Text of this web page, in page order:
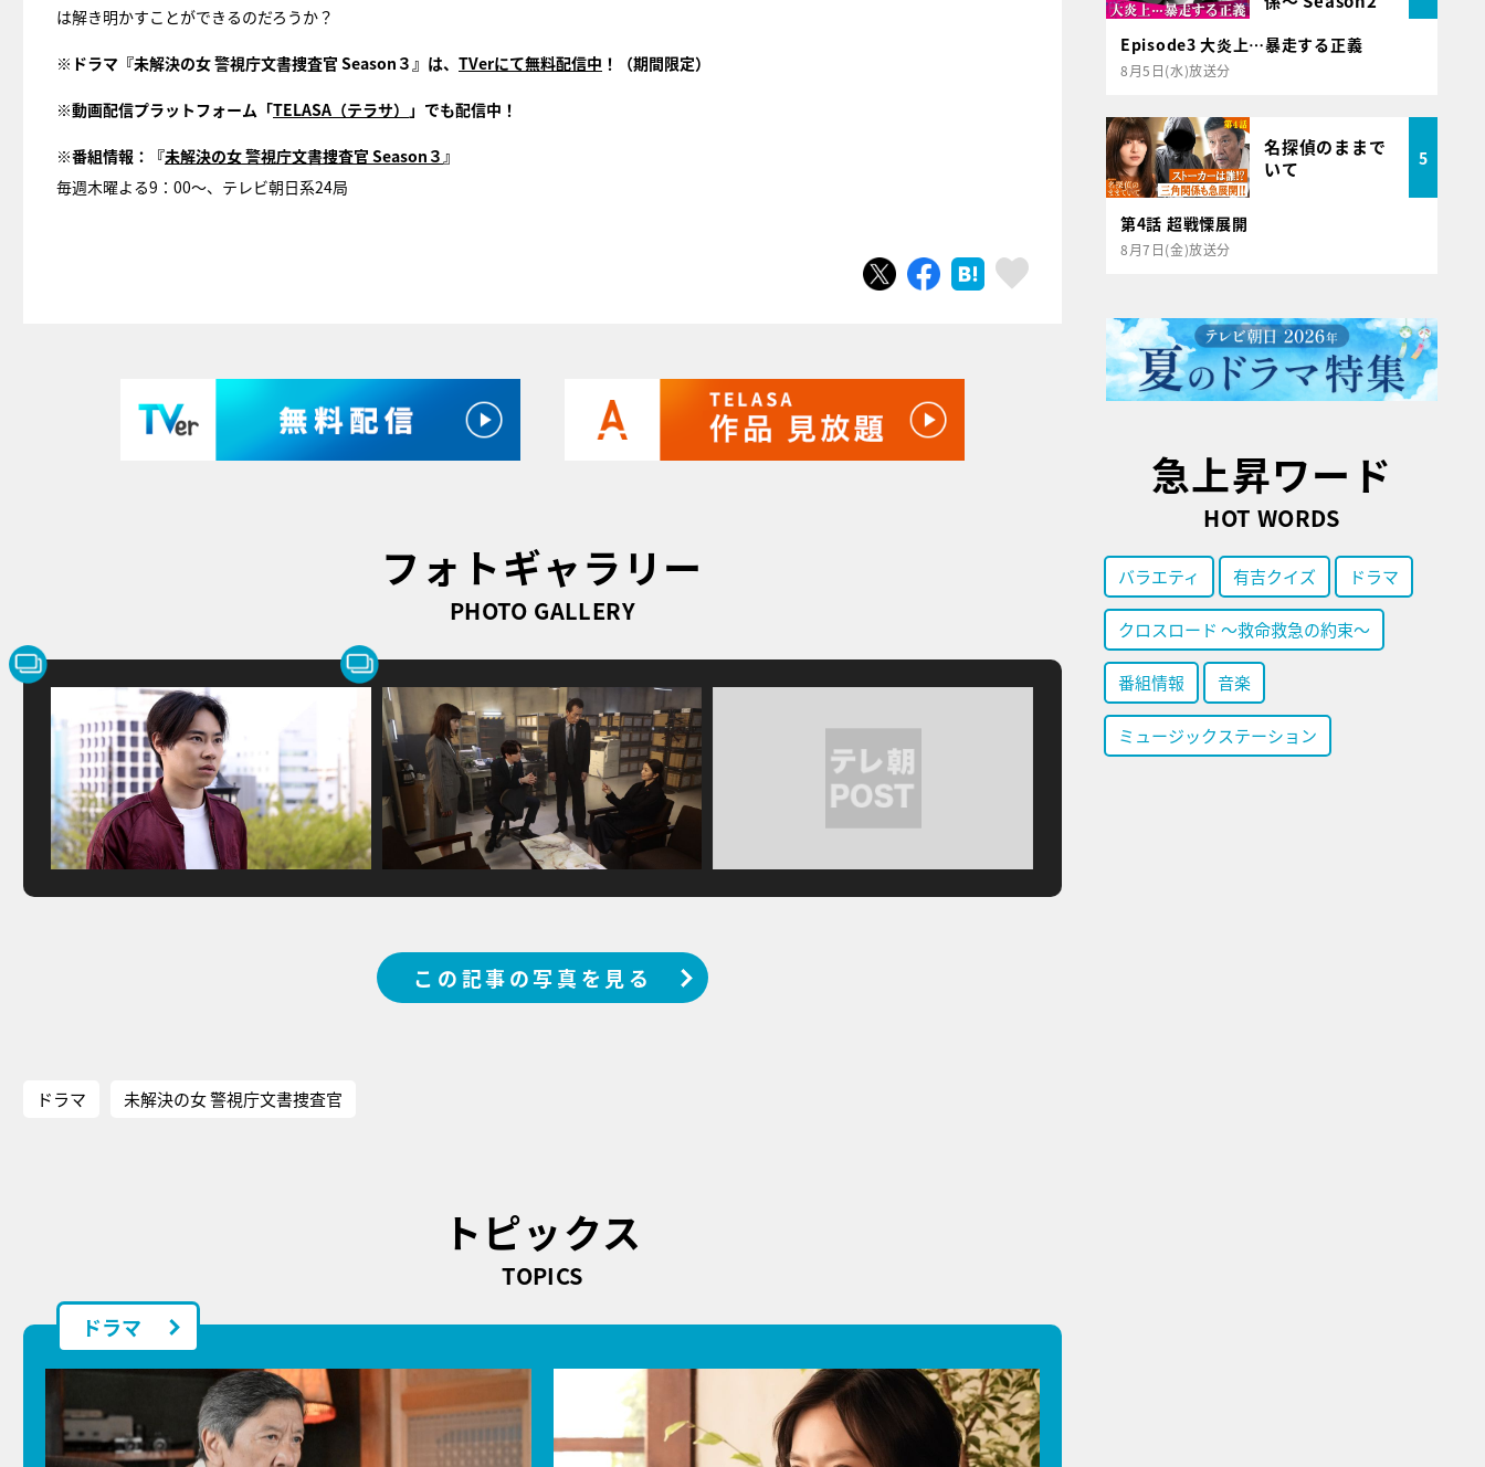
は解き明かすことができるのだろうか？
※ドラマ『未解決の女 警視庁文書捜査官 Season３』は、 TVerにて無料配信中 ！（期間限定）
※動画配信プラットフォーム「TELASA（テラサ） 」でも配信中！
※番組情報：『未解決の女 警視庁文書捜査官 Season３』
毎週木曜よる9：00～、テレビ朝日系24局
ツイートシェア はてブ
フォトギャラリー
PHOTO GALLERY
この記事の写真を見る
ドラマ 未解決の女 警視庁文書捜査官
トピックス
TOPICS
ドラマ
Episode3 大炎上…暴走する正義
8月5日(水)放送分
名探偵のままで
いて
5
第4話 超戦慄展開
8月7日(金)放送分
急上昇ワード
HOT WORDS
バラエティ 有吉クイズ ドラマ
クロスロード ～救命救急の約束～
番組情報 音楽
ミュージックステーション